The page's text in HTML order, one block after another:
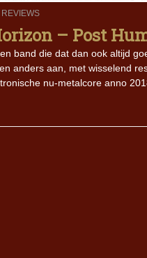
REVIEWS
– Post
band die dat dan ook altijd
anders aan, met wisselend
nu-metalcore anno